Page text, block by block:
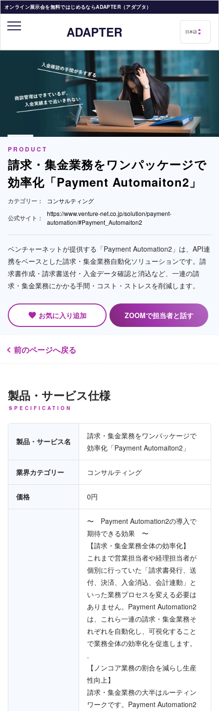
オンライン展示会を無料ではじめるならADAPTER（アダプタ）
ADAPTER
PRODUCT
請求・集金業務をワンパッケージで
効率化「Payment Automaiton2」
カテゴリー： コンサルティング
公式サイト：
https://www.venture-net.co.jp/solution/payment-
automation/#Payment_Automaiton2
ベンチャーネットが提供する「Payment Automation2」は、API連
携をベースとした請求・集金業務自動化ソリューションです。請
求書作成・請求書送付・入金データ確認と消込など、一連の請
求・集金業務にかかる手間・コスト・ストレスを削減します。
favorite お気に入り追加 ZOOMで担当者と話す
前のページへ戻る
製品・サービス仕様
SPECIFICATION
製品・サービス名
請求・集金業務をワンパッケージで
効率化「Payment Automaiton2」
業界カテゴリー コンサルティング
価格 0円
〜 Payment Automation2の導入で
期待できる効果 〜
【請求・集金業務全体の効率化】
これまで営業担当者や経理担当者が
個別に行っていた「請求書発行、送
付、決済、入金消込、会計連動」と
いった業務プロセスを変える必要は
ありません。Payment Automation2
は、これら一連の請求・集金業務そ
れぞれを自動化し、可視化すること
で業務全体の効率化を促進します。
.
【ノンコア業務の割合を減らし生産
性向上】
請求・集金業務の大半はルーティン
ワークです。Payment Automation2